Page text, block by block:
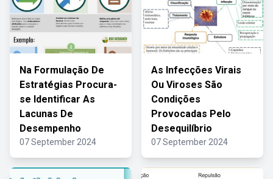
Na Formulação De
Estratégias Procura-
se Identificar As
Lacunas De
Desempenho
07 September 2024
As Infecções Virais
Ou Viroses São
Condições
Provocadas Pelo
Desequilíbrio
07 September 2024